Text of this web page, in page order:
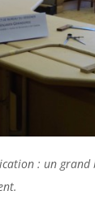
: un